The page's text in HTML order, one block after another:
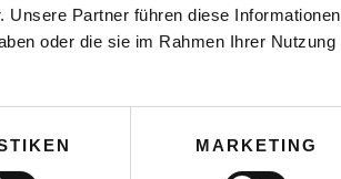
Partner führen diese Informationen
oder die sie im Rahmen Ihrer Nutzung
MARKETING
Organisation
Performer